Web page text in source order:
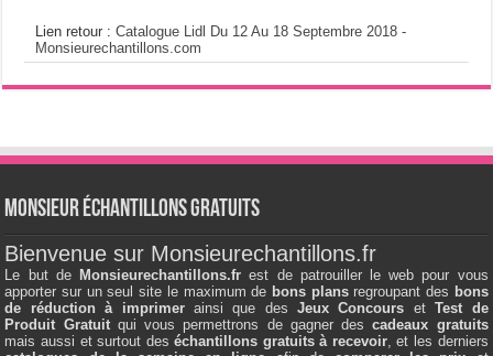
Lien retour :Catalogue Lidl Du 12 Au 18 Septembre 2018 -
Monsieurechantillons.com
Monsieur échantillons Gratuits
Bienvenue sur Monsieurechantillons.fr
Le but de Monsieurechantillons.fr est de patrouiller le web pour vous
apporter sur un seul site le maximum de bons plansregroupant des bons
de réduction à imprimerainsi que desJeux Concours etTest de
Produit Gratuitqui vous permettrons de gagner descadeaux gratuits
mais aussi et surtout deséchantillons gratuits à recevoir, et les derniers